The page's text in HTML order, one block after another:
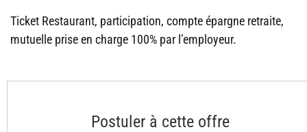
Ticket Restaurant, participation, compte épargne retraite,
mutuelle prise en charge 100% par l’employeur.
Postuler à cette offre